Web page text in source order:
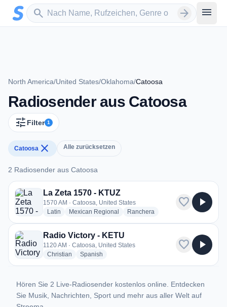
Zum Hauptinhalt springen
search
Sender suchen arrow_forward menu
North America/United States/Oklahoma/Catoosa
Radiosender aus Catoosa
tune Filter 1
Catoosa close Alle zurücksetzen
2 Radiosender aus Catoosa
2 Radiosender aus Catoosa
La Zeta 1570 - KTUZ
1570 AM · Catoosa, United States
Latin radio stations
Mexican Regional radio stations
Ranchera
favorite play_arrow
Radio Victory - KETU
1120 AM · Catoosa, United States
Christian radio stations
Spanish
favorite play_arrow
Hören Sie 2 Live-Radiosender kostenlos online. Entdecken
Sie Musik, Nachrichten, Sport und mehr aus aller Welt auf